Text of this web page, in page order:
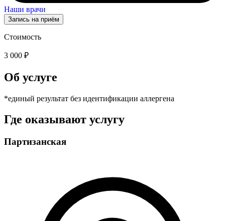
Наши врачи
Запись на приём
Стоимость
3 000 ₽
Об услуге
*единый результат без идентификации аллергена
Где оказывают услугу
Партизанская